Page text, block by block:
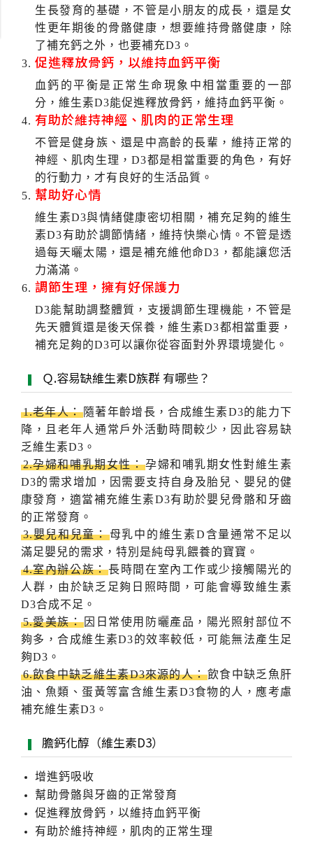
生長發育的基礎，不管是小朋友的成長，還是女
性更年期後的骨骼健康，想要維持骨骼健康，除
了補充鈣之外，也要補充D3。
促進釋放骨鈣，以維持血鈣平衡
血鈣的平衡是正常生命現象中相當重要的一部
分，維生素D3能促進釋放骨鈣，維持血鈣平衡。
有助於維持神經、肌肉的正常生理
不管是健身族、還是中高齡的長輩，維持正常的
神經、肌肉生理，D3都是相當重要的角色，有好
的行動力，才有良好的生活品質。
幫助好心情
維生素D3與情緒健康密切相關，補充足夠的維生
素D3有助於調節情緒，維持快樂心情。不管是透
過每天曬太陽，還是補充維他命D3，都能讓您活
力滿滿。
調節生理，擁有好保護力
D3能幫助調整體質，支援調節生理機能，不管是
先天體質還是後天保養，維生素D3都相當重要，
補充足夠的D3可以讓你從容面對外界環境變化。
Ｑ.容易缺維生素D族群 有哪些？
1.老年人： 隨著年齡增長，合成維生素D3的能力下
降，且老年人通常戶外活動時間較少，因此容易缺
乏維生素D3。
2.孕婦和哺乳期女性：孕婦和哺乳期女性對維生素
D3的需求增加，因需要支持自身及胎兒、嬰兒的健
康發育，適當補充維生素D3有助於嬰兒骨骼和牙齒
的正常發育。
3.嬰兒和兒童：母乳中的維生素D含量通常不足以
滿足嬰兒的需求，特別是純母乳餵養的寶寶。
4.室內辦公族：長時間在室內工作或少接觸陽光的
人群，由於缺乏足夠日照時間，可能會導致維生素
D3合成不足。
5.愛美族： 因日常使用防曬產品，陽光照射部位不
夠多，合成維生素D3的效率較低，可能無法產生足
夠D3。
6.飲食中缺乏維生素D3來源的人：飲食中缺乏魚肝
油、魚類、蛋黃等富含維生素D3食物的人，應考慮
補充維生素D3。
膽鈣化醇（維生素D3）
增進鈣吸收
幫助骨骼與牙齒的正常發育
促進釋放骨鈣 ，以維持血鈣平衡
有助於維持神經 ，肌肉的正常生理